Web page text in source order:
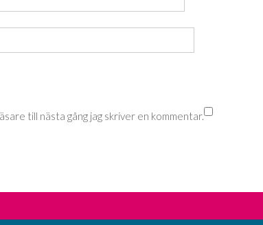
till nästa gång jag skriver en kommentar.